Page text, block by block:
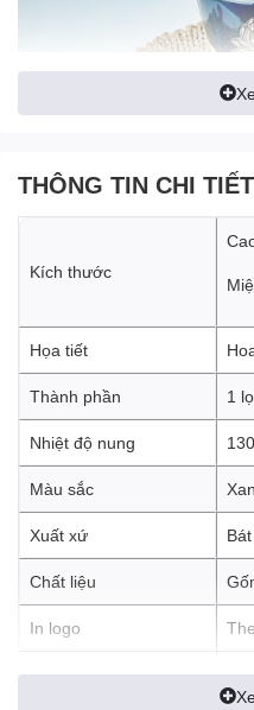
Lọ hoa dáng vai vuông vẽ
đại, phù hợp với nhiều phong
gốm sứ cao cấp giúp lọ hoa
THÔNG TIN CHI TIẾT
Kích thước
Họa tiết
Thành phần 1
Nhiệt độ nung
Màu sắc
Xuất xứ
Chất liệu
In logo
An